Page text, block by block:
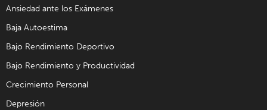
Ansiedad ante los Exámenes
Baja Autoestima
Bajo Rendimiento Deportivo
Bajo Rendimiento y Productividad
Crecimiento Personal
Depresión